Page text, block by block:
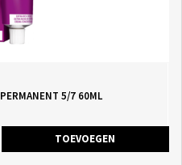
5/7 60ML
TOEVOEGEN